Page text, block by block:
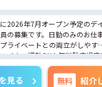
2026年7月オープン予定のデ
の募集です。日勤のみのお仕
ライベートとの両立がしやす
イカー通勤OK！無料駐車場完
のある方はご面接のポイント
軽にお問い合わせください。
見る 無料 紹介